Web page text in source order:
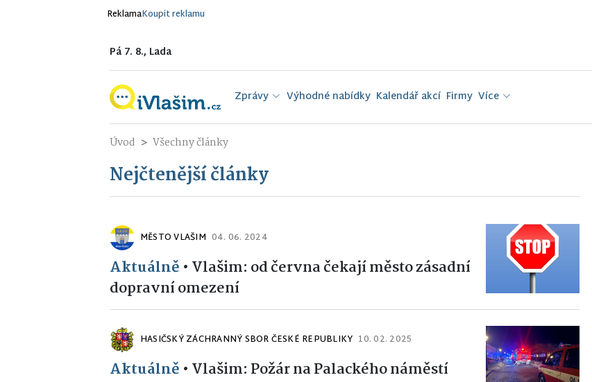
ReklamaKoupit reklamu
Pá 7. 8., Lada
Zprávy Výhodné nabídky Kalendář akcí Firmy Více
Úvod Všechny články
Nejčtenější články
MĚSTO VLAŠIM 04. 06. 2024
Aktuálně • Vlašim: od června čekají město zásadní
dopravní omezení
HASIČSKÝ ZÁCHRANNÝ SBOR ČESKÉ REPUBLIKY 10. 02. 2025
Aktuálně • Vlašim: Požár na Palackého náměstí